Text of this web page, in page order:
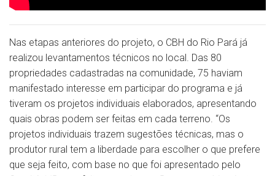
Nas etapas anteriores do projeto, o CBH do Rio Pará já
realizou levantamentos técnicos no local. Das 80
propriedades cadastradas na comunidade, 75 haviam
manifestado interesse em participar do programa e já
tiveram os projetos individuais elaborados, apresentando
quais obras podem ser feitas em cada terreno. “Os
projetos individuais trazem sugestões técnicas, mas o
produtor rural tem a liberdade para escolher o que prefere
que seja feito, com base no que foi apresentado pelo